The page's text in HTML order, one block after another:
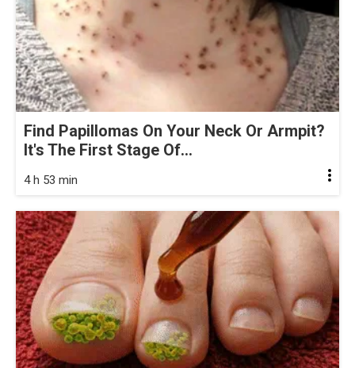
Find Papillomas On Your Neck Or Armpit?
It's The First Stage Of...
4 h 53 min